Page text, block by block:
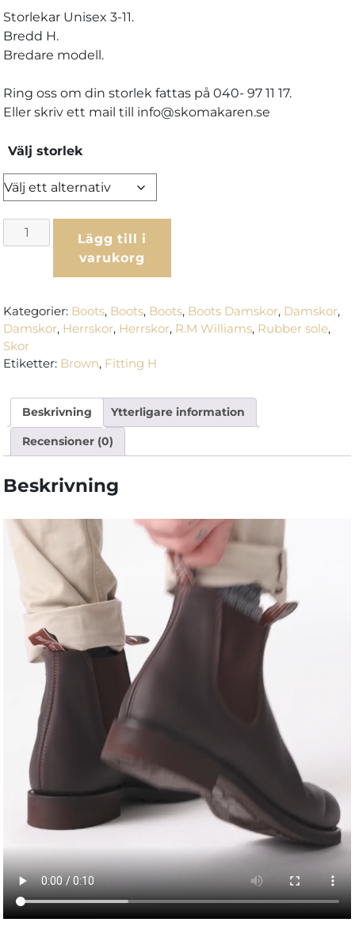
Storlekar Unisex 3-11.
Bredd H.
Bredare modell.
Ring oss om din storlek fattas på 040- 97 11 17.
Eller skriv ett mail till info@skomakaren.se
Välj storlek
R.M.
Williams
Brown
H
mängd
Lägg till i
varukorg
Kategorier: Boots, Boots, Boots, Boots Damskor, Damskor,
Damskor, Herrskor, Herrskor, R.M Williams, Rubber sole,
Skor
Etiketter: Brown, Fitting H
Beskrivning Ytterligare information
Recensioner (0)
Beskrivning